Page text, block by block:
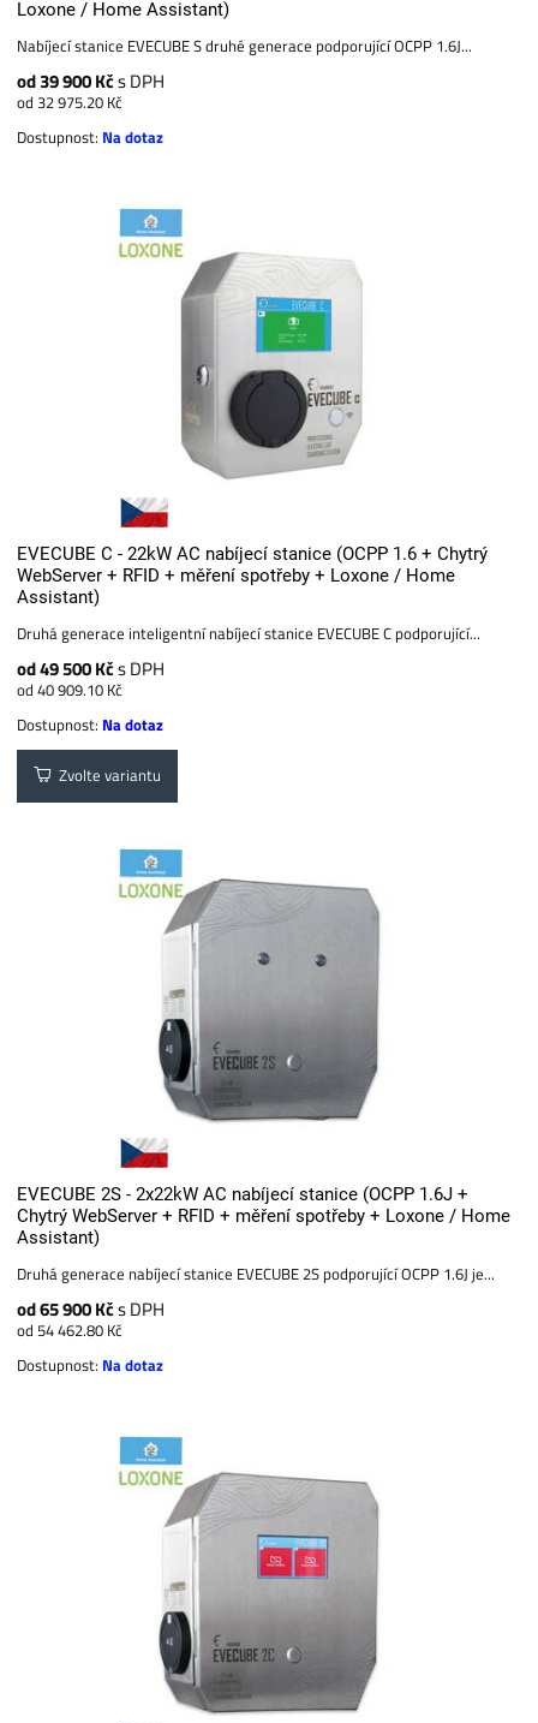
Loxone / Home Assistant)
Nabíjecí stanice EVECUBE S druhé generace podporující OCPP 1.6J...
od 39 900 Kčs DPH
od 32 975.20 Kč
Dostupnost: Na dotaz
EVECUBE C - 22kW AC nabíjecí stanice (OCPP 1.6 + Chytrý
WebServer + RFID + měření spotřeby + Loxone / Home
Assistant)
Druhá generace inteligentní nabíjecí stanice EVECUBE C podporující...
od 49 500 Kčs DPH
od 40 909.10 Kč
Dostupnost: Na dotaz
Zvolte variantu
EVECUBE 2S - 2x22kW AC nabíjecí stanice (OCPP 1.6J +
Chytrý WebServer + RFID + měření spotřeby + Loxone / Home
Assistant)
Druhá generace nabíjecí stanice EVECUBE 2S podporující OCPP 1.6J je...
od 65 900 Kčs DPH
od 54 462.80 Kč
Dostupnost: Na dotaz